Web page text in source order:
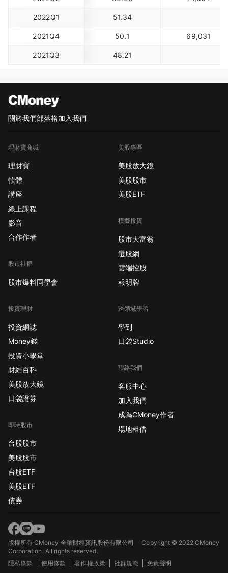
2022Q1 51.34
2021Q4 50.1 69,031
2021Q3 48.21
關於我們部落格加入我們
理財寶商城
理財寶
軟體
講座
線上課程
影音
合作作者
股市社群
股市爆料同學會
投資理財
投資網誌
Money錢
投資小學堂
財經百科
美股放大鏡
口袋證券
即時股市
台股股市
美股股市
台股ETF
美股ETF
債券
美股專區
美股放大鏡
美股股市
美股ETF
模擬投資
股市大富翁
選股網
雲端控股
報明牌
跨領域學習
學到
口袋Studio
聯絡我們
客服中心
加入我們
成為CMoney作者
場地租借
版權所有 CMoney 全曜財經資訊股份有限公司Copyright © 2022 CMoney
Corporation. All rights reserved.
隱私條款
使用條款 著作權政策 社群規範 免責聲明